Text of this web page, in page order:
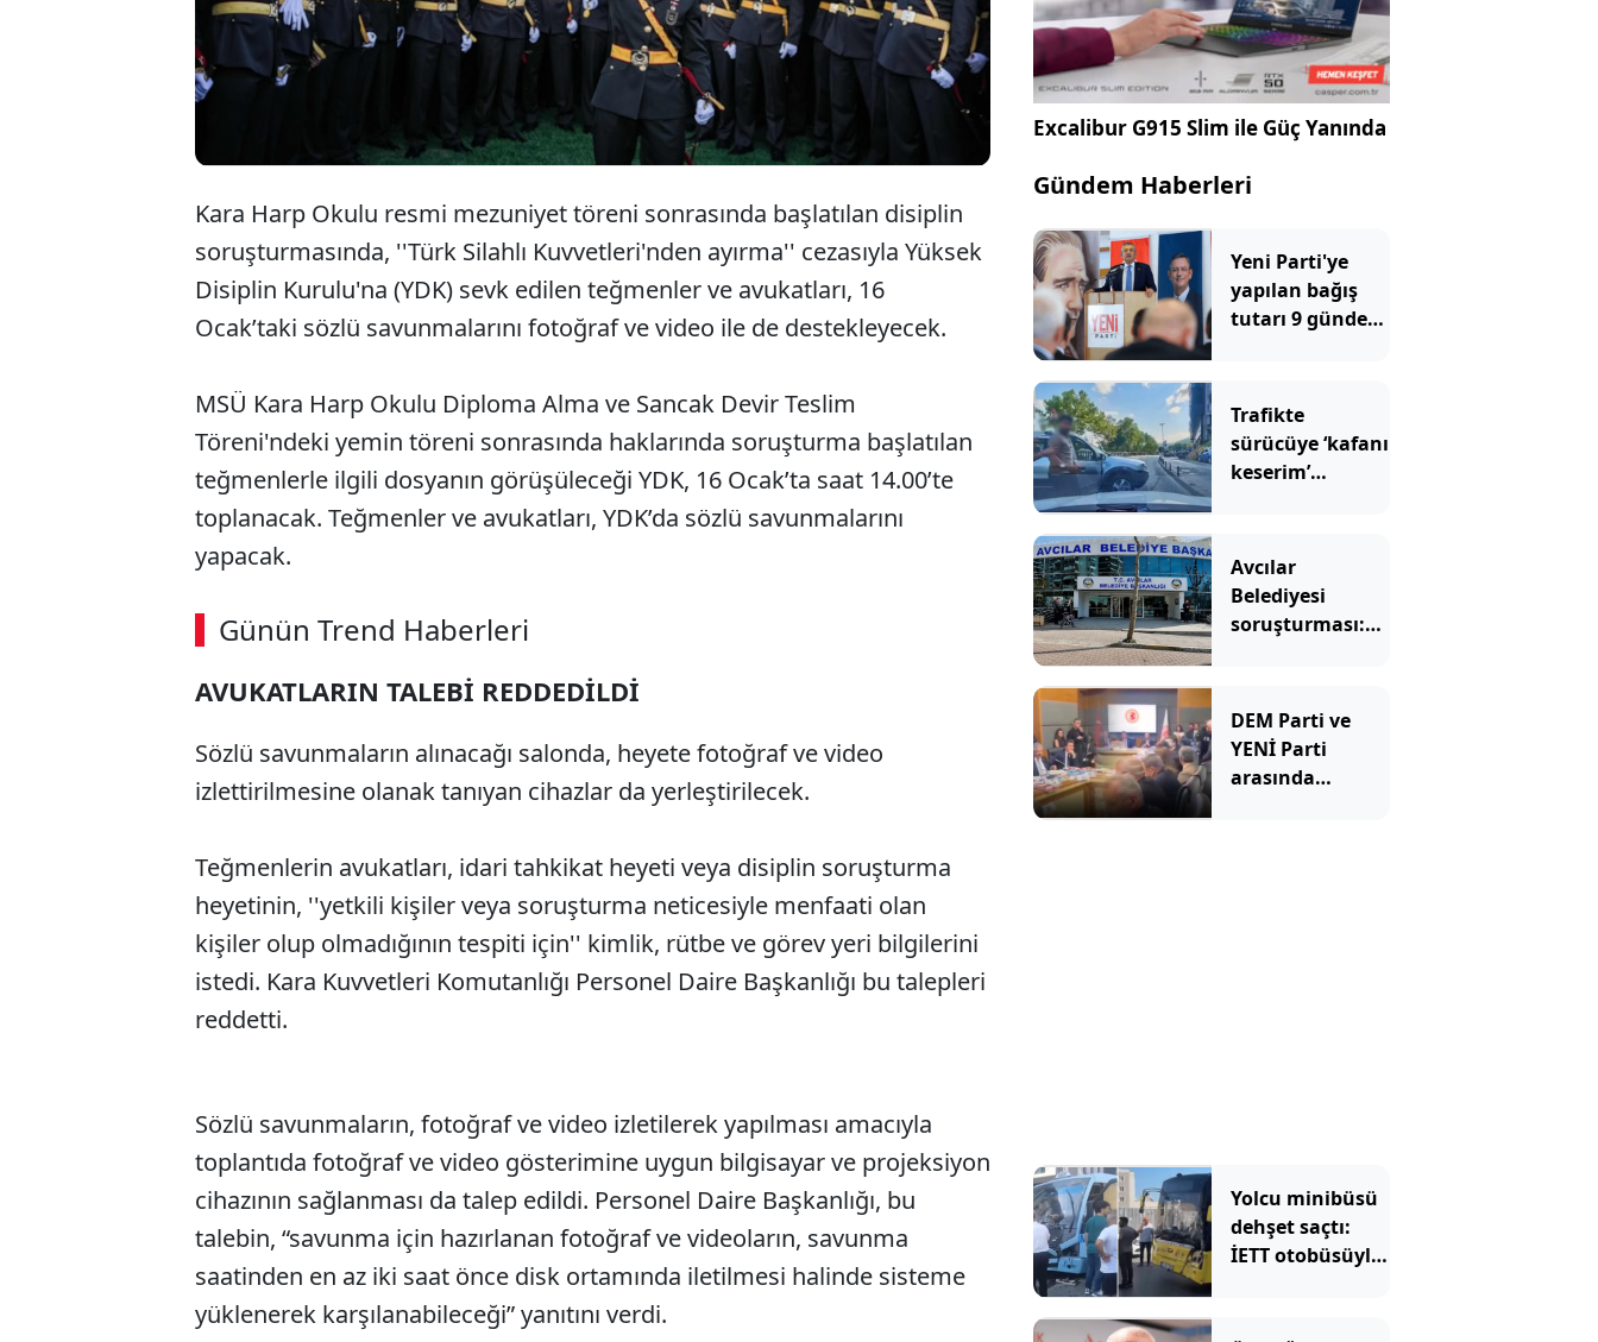
Kara Harp Okulu resmi mezuniyet töreni sonrasında başlatılan disiplin
soruşturmasında, ''Türk Silahlı Kuvvetleri'nden ayırma'' cezasıyla Yüksek
Disiplin Kurulu'na (YDK) sevk edilen teğmenler ve avukatları, 16
Ocak’taki sözlü savunmalarını fotoğraf ve video ile de destekleyecek.
MSÜ Kara Harp Okulu Diploma Alma ve Sancak Devir Teslim
Töreni'ndeki yemin töreni sonrasında haklarında soruşturma başlatılan
teğmenlerle ilgili dosyanın görüşüleceği YDK, 16 Ocak’ta saat 14.00’te
toplanacak. Teğmenler ve avukatları, YDK’da sözlü savunmalarını
yapacak.
Günün Trend Haberleri
00:02 / 08:15
AVUKATLARIN TALEBİ REDDEDİLDİ
Sözlü savunmaların alınacağı salonda, heyete fotoğraf ve video
izlettirilmesine olanak tanıyan cihazlar da yerleştirilecek.
Teğmenlerin avukatları, idari tahkikat heyeti veya disiplin soruşturma
heyetinin, ''yetkili kişiler veya soruşturma neticesiyle menfaati olan
kişiler olup olmadığının tespiti için'' kimlik, rütbe ve görev yeri bilgilerini
istedi. Kara Kuvvetleri Komutanlığı Personel Daire Başkanlığı bu talepleri
reddetti.
Sözlü savunmaların, fotoğraf ve video izletilerek yapılması amacıyla
toplantıda fotoğraf ve video gösterimine uygun bilgisayar ve projeksiyon
cihazının sağlanması da talep edildi. Personel Daire Başkanlığı, bu
talebin, “savunma için hazırlanan fotoğraf ve videoların, savunma
saatinden en az iki saat önce disk ortamında iletilmesi halinde sisteme
yüklenerek karşılanabileceği” yanıtını verdi.
Excalibur G915 Slim ile Güç Yanında
Gündem Haberleri
Yeni Parti'ye
yapılan bağış
tutarı 9 günde
Trafikte
sürücüye ‘kafanı
keserim’
Avcılar
Belediyesi
soruşturması:
DEM Parti ve
YENİ Parti
arasında
Yolcu minibüsü
dehşet saçtı:
İETT otobüsüyle